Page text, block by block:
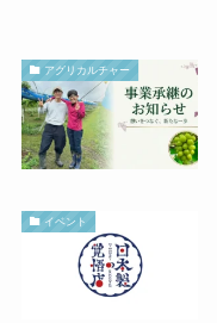
アグリカルチャー
イベント